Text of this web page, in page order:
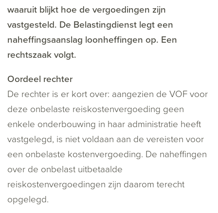
waaruit blijkt hoe de vergoedingen zijn
vastgesteld. De Belastingdienst legt een
naheffingsaanslag loonheffingen op. Een
rechtszaak volgt.
Oordeel rechter
De rechter is er kort over: aangezien de VOF voor
deze onbelaste reiskostenvergoeding geen
enkele onderbouwing in haar administratie heeft
vastgelegd, is niet voldaan aan de vereisten voor
een onbelaste kostenvergoeding. De naheffingen
over de onbelast uitbetaalde
reiskostenvergoedingen zijn daarom terecht
opgelegd.